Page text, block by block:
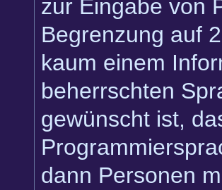
zur Eingabe von
Begrenzung auf
kaum einem
beherrschten
gewünscht ist,
dann Personen